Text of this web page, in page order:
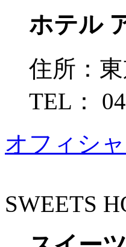
ホテル
住所：
TEL：
オフィシ
SWEETS